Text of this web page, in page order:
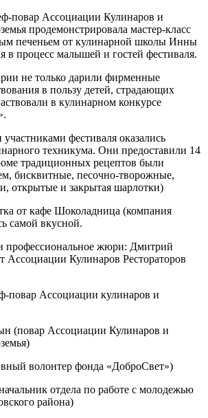
повар Ассоциации Кулинаров и
продемонстрировала мастер-класс
печеньем от кулинарной школы Инны
в процесс малышей и гостей фестиваля.
не только дарили фирменные
в пользу детей, страдающих
в кулинарном конкурсе
фестиваля оказались
техникума. Они предоставили 14
традиционных рецептов были
бисквитные, песочно-творожные,
открытые и закрытая шарлотки)
от кафе Шоколадница (компания
самой вкусной.
профессиональное жюри: Дмитрий
Ассоциации Кулинаров Рестораторов
повар Ассоциации кулинаров и
(повар Ассоциации Кулинаров и
волонтер фонда «ДоброСвет»)
отдела по работе с молодежью
района)